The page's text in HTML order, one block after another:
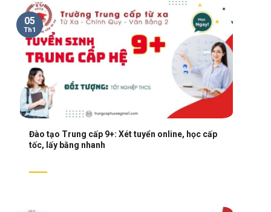
Đào tạo Trung cấp 9+: Xét tuyển online, học cấp
tốc, lấy bằng nhanh
05
Th1